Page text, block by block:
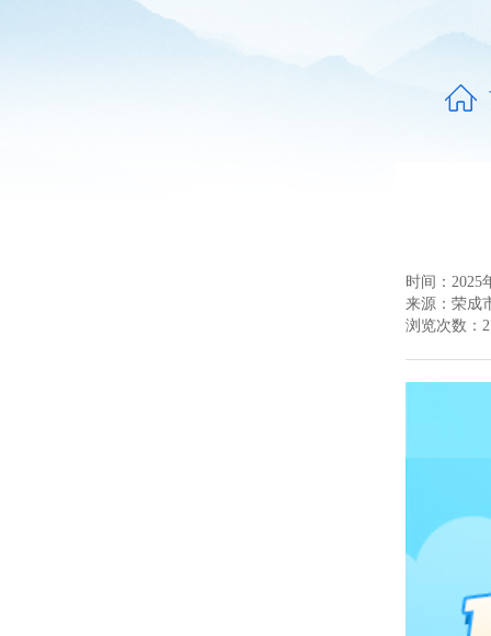
时间：2025
来源： 荣成
浏览次数：